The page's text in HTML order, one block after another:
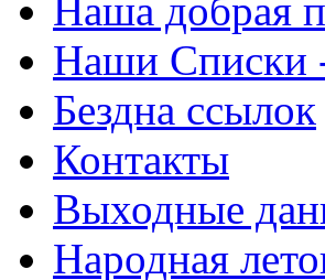
Наша добрая
Наши Списки
Бездна ссылок
Контакты
Выходные
Народная